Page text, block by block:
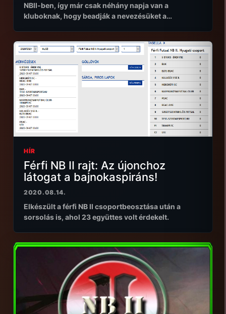
NBII-ben, így már csak néhány napja van a
kluboknak, hogy beadják a nevezésüket a…
HÍR
Férfi NB II rajt: Az újonchoz
látogat a bajnokaspiráns!
2020.08.14.
Elkészült a férfi NB II csoportbeosztása után a
sorsolás is, ahol 23 együttes volt érdekelt.